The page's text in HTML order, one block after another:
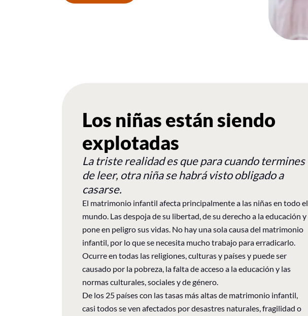
Los niñas están siendo
explotadas
La triste realidad es que para cuando termines
de leer, otra niña se habrá visto obligado a
casarse.
El matrimonio infantil afecta principalmente a las niñas en todo el
mundo. Las despoja de su libertad, de su derecho a la educación y
pone en peligro sus vidas. No hay una sola causa del matrimonio
infantil, por lo que se necesita mucho trabajo para erradicarlo.
Ocurre en todas las religiones, culturas y países y puede ser
causado por la pobreza, la falta de acceso a la educación y las
normas culturales, sociales y de género.
De los 25 países con las tasas más altas de matrimonio infantil,
casi todos se ven afectados por desastres naturales, fragilidad o